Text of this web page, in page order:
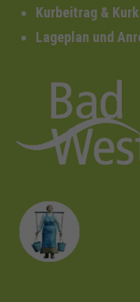
Kurbeitrag &
Lageplan und